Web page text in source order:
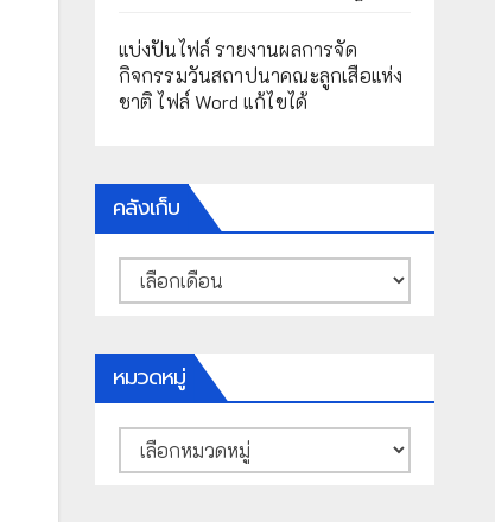
แบ่งปันไฟล์ รายงานผลการจัด
กิจกรรมวันสถาปนาคณะลูกเสือแห่ง
ชาติ ไฟล์ Word แก้ไขได้
คลังเก็บ
คลัง
เก็บ
หมวดหมู่
หมวด
หมู่